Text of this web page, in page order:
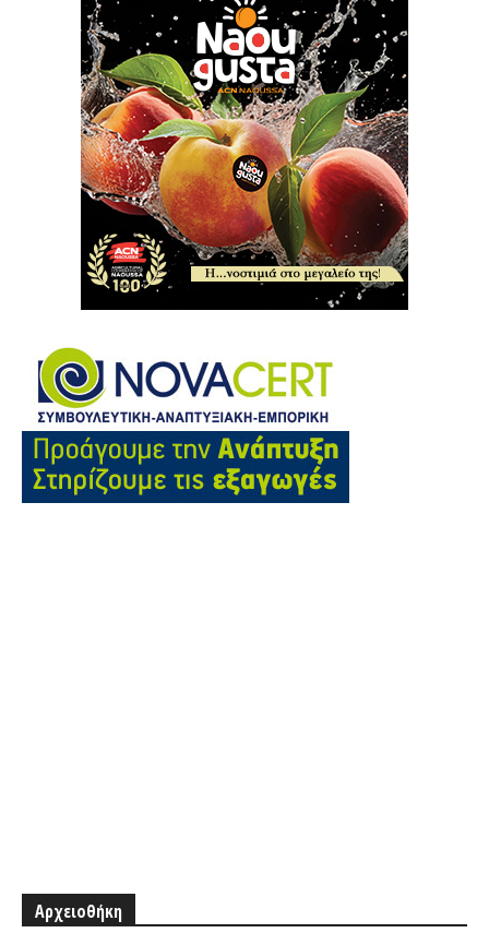
Αρχειοθήκη